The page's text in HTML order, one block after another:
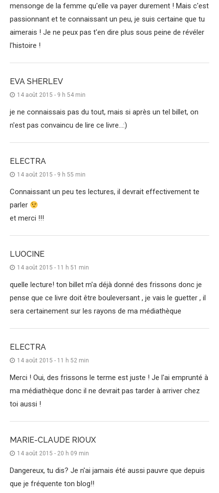
mensonge de la femme qu'elle va payer durement ! Mais c'est
passionnant et te connaissant un peu, je suis certaine que tu
aimerais ! Je ne peux pas t'en dire plus sous peine de révéler
l'histoire !
EVA SHERLEV
14 août 2015 - 9 h 54 min
je ne connaissais pas du tout, mais si après un tel billet, on
n'est pas convaincu de lire ce livre…:)
ELECTRA
14 août 2015 - 9 h 55 min
Connaissant un peu tes lectures, il devrait effectivement te
parler
et merci !!!
LUOCINE
14 août 2015 - 11 h 51 min
quelle lecture! ton billet m'a déjà donné des frissons donc je
pense que ce livre doit être bouleversant , je vais le guetter , il
sera certainement sur les rayons de ma médiathèque
ELECTRA
14 août 2015 - 11 h 52 min
Merci ! Oui, des frissons le terme est juste ! Je l'ai emprunté à
ma médiathèque donc il ne devrait pas tarder à arriver chez
toi aussi !
MARIE-CLAUDE RIOUX
14 août 2015 - 20 h 09 min
Dangereux, tu dis? Je n'ai jamais été aussi pauvre que depuis
que je fréquente ton blog!!